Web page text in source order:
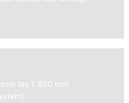
bis 1.800 mm